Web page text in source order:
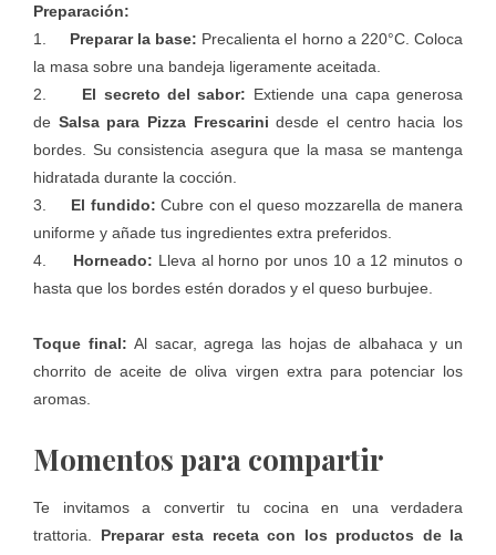
Preparación:
1. Preparar la base: Precalienta el horno a 220°C. Coloca
la masa sobre una bandeja ligeramente aceitada.
2. El secreto del sabor: Extiende una capa generosa
de Salsa para Pizza Frescarini desde el centro hacia los
bordes. Su consistencia asegura que la masa se mantenga
hidratada durante la cocción.
3. El fundido: Cubre con el queso mozzarella de manera
uniforme y añade tus ingredientes extra preferidos.
4. Horneado: Lleva al horno por unos 10 a 12 minutos o
hasta que los bordes estén dorados y el queso burbujee.
Toque final: Al sacar, agrega las hojas de albahaca y un
chorrito de aceite de oliva virgen extra para potenciar los
aromas.
Momentos para compartir
Te invitamos a convertir tu cocina en una verdadera
trattoria. Preparar esta receta con los productos de la